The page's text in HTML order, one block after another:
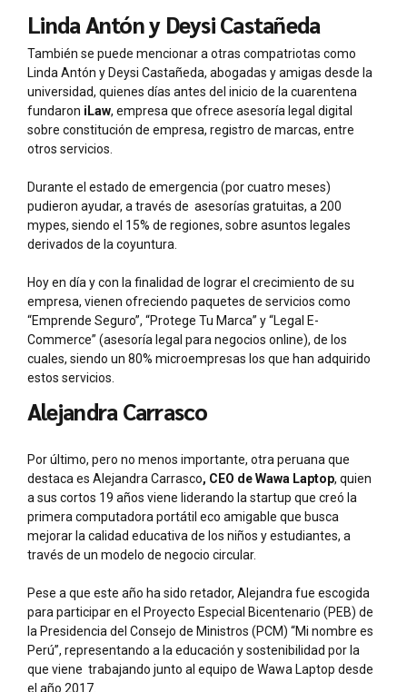
Linda Antón y Deysi Castañeda
También se puede mencionar a otras compatriotas como
Linda Antón y Deysi Castañeda, abogadas y amigas desde la
universidad, quienes días antes del inicio de la cuarentena
fundaron iLaw, empresa que ofrece asesoría legal digital
sobre constitución de empresa, registro de marcas, entre
otros servicios.
Durante el estado de emergencia (por cuatro meses)
pudieron ayudar, a través de asesorías gratuitas, a 200
mypes, siendo el 15% de regiones, sobre asuntos legales
derivados de la coyuntura.
Hoy en día y con la finalidad de lograr el crecimiento de su
empresa, vienen ofreciendo paquetes de servicios como
“Emprende Seguro”, “Protege Tu Marca” y “Legal E-
Commerce” (asesoría legal para negocios online), de los
cuales, siendo un 80% microempresas los que han adquirido
estos servicios.
Alejandra Carrasco
Por último, pero no menos importante, otra peruana que
destaca es Alejandra Carrasco, CEO de Wawa Laptop, quien
a sus cortos 19 años viene liderando la startup que creó la
primera computadora portátil eco amigable que busca
mejorar la calidad educativa de los niños y estudiantes, a
través de un modelo de negocio circular.
Pese a que este año ha sido retador, Alejandra fue escogida
para participar en el Proyecto Especial Bicentenario (PEB) de
la Presidencia del Consejo de Ministros (PCM) “Mi nombre es
Perú”, representando a la educación y sostenibilidad por la
que viene trabajando junto al equipo de Wawa Laptop desde
el año 2017.